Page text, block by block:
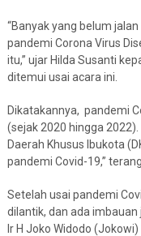
“Banyak yang belum
pandemi Corona Virus
itu,” ujar Hilda Susanti
ditemui usai acara ini.
Dikatakannya, pandemi
(sejak 2020 hingga
Daerah Khusus Ibukota
pandemi Covid-19,”
Setelah usai pandemi
dilantik, dan ada imbauan
Ir H Joko Widodo